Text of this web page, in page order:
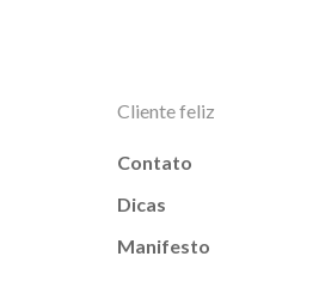
Cliente feliz
Contato
Dicas
Manifesto